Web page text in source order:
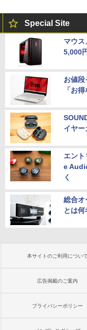
Special Site
マウ
5,000
お値
「お
イヤー
エン
e
く
総合オ
とは何
本サイトのご利用について
広告掲載のご案内
プライバシーポリシー